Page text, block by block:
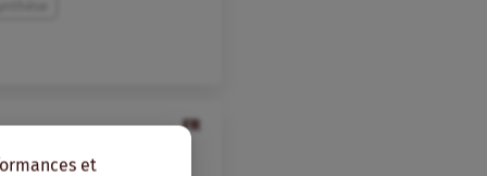
et
FR
entreprises